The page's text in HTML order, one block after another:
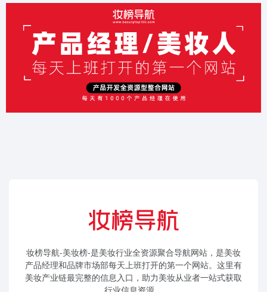
妆榜导航-美妆榜-是美妆行业全资源聚合导航网站，是美妆
产品经理和品牌市场部每天上班打开的第一个网站。这里有
美妆产业链最完整的信息入口，助力美妆从业者一站式获取
行业信息资源。